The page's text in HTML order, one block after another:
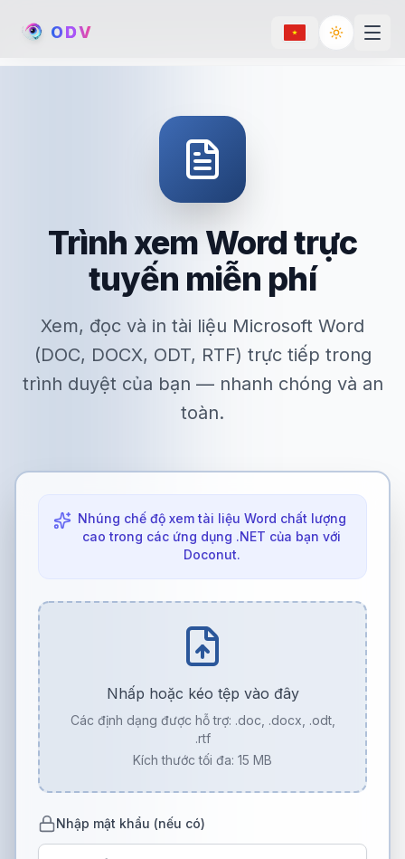
ODV Toggle
Trình xem Word trực
tuyến miễn phí
Xem, đọc và in tài liệu Microsoft Word
(DOC, DOCX, ODT, RTF) trực tiếp trong
trình duyệt của bạn — nhanh chóng và an
toàn.
Nhúng chế độ xem tài liệu Word chất lượng
cao trong các ứng dụng .NET của bạn với
Doconut.
Nhấp hoặc kéo tệp vào đây
Các định dạng được hỗ trợ: .doc, .docx, .odt,
.rtf
Kích thước tối đa: 15 MB
Nhập mật khẩu (nếu có)